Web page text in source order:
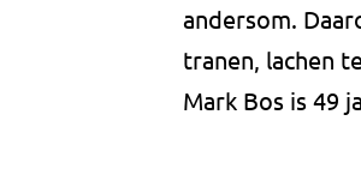
andersom.
tranen, lachen
Mark Bos is 49